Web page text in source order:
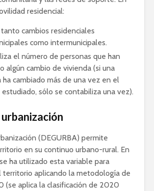
residencial:
cambios residenciales
como intermunicipales.
el número de personas que han
algún cambio de vivienda (si una
ha cambiado más de una vez en el
sólo se contabiliza una vez).
(DEGURBA) permite
en su continuo urbano-rural. En
ha utilizado esta variable para
territorio aplicando la metodología de
(se aplica la clasificación de 2020